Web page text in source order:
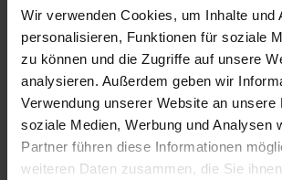
Wir verwenden Cookies, um Inhalte und
personalisieren, Funktionen für soziale
zu können und die Zugriffe auf unsere
analysieren. Außerdem geben wir
Verwendung unserer Website an unsere
soziale Medien, Werbung und Analysen
Partner führen diese Informationen
weiteren Daten zusammen, die Sie
PLZ
IHRE NACHRICHT